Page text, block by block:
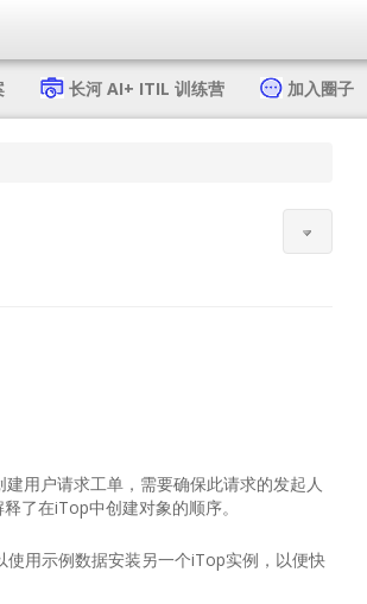
长河 AI+ ITIL 训练营 加入圈子
用户请求工单，需要确保此请求的发起人
了在iTop中创建对象的顺序。
用示例数据安装另一个iTop实例，以便快